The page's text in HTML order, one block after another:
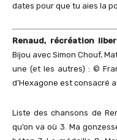
dates pour que tu aies la
Renaud, récréation
Bijou avec Simon Chouf,
une (et les autres) : ©
d’Hexagone est consacré
Liste des chansons de
qu’on va où 3. Ma